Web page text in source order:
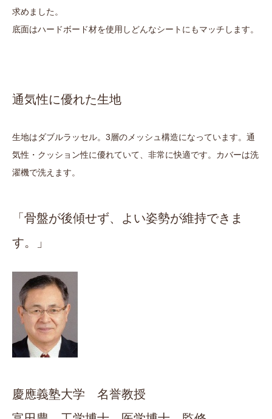
求めました。
底面はハードボード材を使用しどんなシートにもマッチします。
通気性に優れた生地
生地はダブルラッセル。3層のメッシュ構造になっています。通
気性・クッション性に優れていて、非常に快適です。カバーは洗
濯機で洗えます。
「骨盤が後傾せず、よい姿勢が維持できま
す。」
慶應義塾大学 名誉教授